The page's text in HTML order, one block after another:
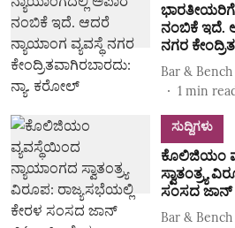
ಭಾರತೀಯರಿಗೆ
ನಂಬಿಕೆ ಇದೆ.
ನಗರ
Bar & Bench
1 min
ಸುದ್ದಿಗಳು
ಕೊಲಿಜಿಯಂ
ಸ್ವಾತಂತ್ರ್ಯ
ಸಂಸದ ಜಾನ್
Bar & Bench